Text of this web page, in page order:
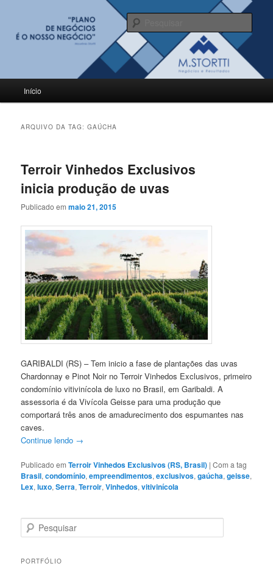
BLOG M.Stortti
principal
Início
ARQUIVO DA TAG:GAÚCHA
Terroir Vinhedos Exclusivos
inicia produção de uvas
Publicado emmaio 21, 2015
GARIBALDI (RS) – Tem inicio a fase de plantações das uvas
Chardonnay e Pinot Noir no Terroir Vinhedos Exclusivos, primeiro
condomínio vitivinícola de luxo no Brasil, em Garibaldi. A
assessoria é da Vivícola Geisse para uma produção que
comportará três anos de amadurecimento dos espumantes nas
caves.
Continue lendo →
Publicado em Terroir Vinhedos Exclusivos (RS, Brasil) |Com a tag
Brasil,condomínio,empreendimentos,exclusivos,gaúcha,geisse,
Lex,luxo,Serra,Terroir,Vinhedos,vitivinícola
e
q
PORTFÓLIO